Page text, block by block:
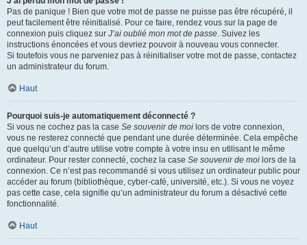
Pas de panique ! Bien que votre mot de passe ne puisse pas être récupéré, il
peut facilement être réinitialisé. Pour ce faire, rendez vous sur la page de
connexion puis cliquez sur J’ai oublié mon mot de passe. Suivez les
instructions énoncées et vous devriez pouvoir à nouveau vous connecter.
Si toutefois vous ne parveniez pas à réinitialiser votre mot de passe, contactez
un administrateur du forum.
Haut
Pourquoi suis-je automatiquement déconnecté ?
Si vous ne cochez pas la case Se souvenir de moi lors de votre connexion,
vous ne resterez connecté que pendant une durée déterminée. Cela empêche
que quelqu’un d’autre utilise votre compte à votre insu en utilisant le même
ordinateur. Pour rester connecté, cochez la case Se souvenir de moi lors de la
connexion. Ce n’est pas recommandé si vous utilisez un ordinateur public pour
accéder au forum (bibliothèque, cyber-café, université, etc.). Si vous ne voyez
pas cette case, cela signifie qu’un administrateur du forum a désactivé cette
fonctionnalité.
Haut